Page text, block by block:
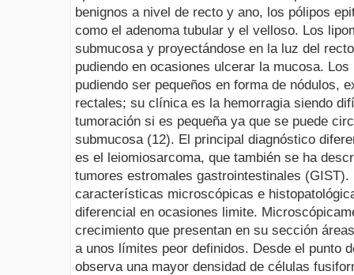
benignos a nivel de recto y ano, los pólipos
como el adenoma tubular y el velloso. Los
submucosa y proyectándose en la luz del
pudiendo en ocasiones ulcerar la mucosa.
pudiendo ser pequeños en forma de nódulos,
rectales; su clínica es la hemorragia siendo
tumoración si es pequeña ya que se puede
submucosa (12). El principal diagnóstico
es el leiomiosarcoma, que también se ha
tumores estromales gastrointestinales
características microscópicas e
diferencial en ocasiones limite.
crecimiento que presentan en su sección
a unos límites peor definidos. Desde el punto
observa una mayor densidad de células